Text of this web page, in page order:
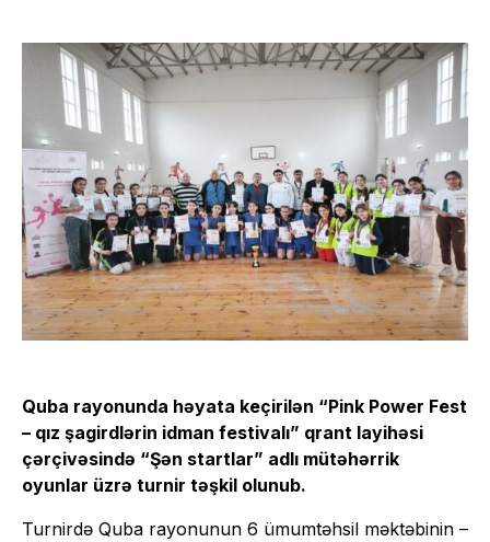
Quba rayonunda həyata keçirilən “Pink Power Fest
– qız şagirdlərin idman festivalı” qrant layihəsi
çərçivəsində “Şən startlar” adlı mütəhərrik
oyunlar üzrə turnir təşkil olunub.
Turnirdə Quba rayonunun 6 ümumtəhsil məktəbinin –